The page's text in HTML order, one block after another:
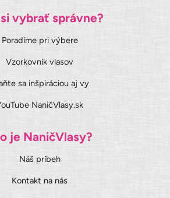
vybrať správne?
Poradíme pri výbere
Vzorkovník vlasov
sa inšpiráciou aj vy
NaničVlasy.sk
je NaničVlasy?
Náš príbeh
Kontakt na nás